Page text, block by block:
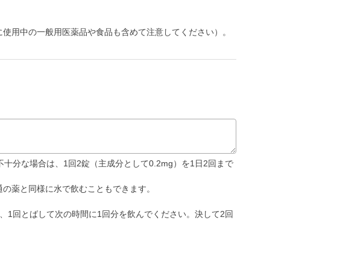
用中の一般用医薬品や食品も含めて注意してください）。
分な場合は、1回2錠（主成分として0.2mg）を1日2回まで
薬と同様に水で飲むこともできます。
1回とばして次の時間に1回分を飲んでください。決して2回